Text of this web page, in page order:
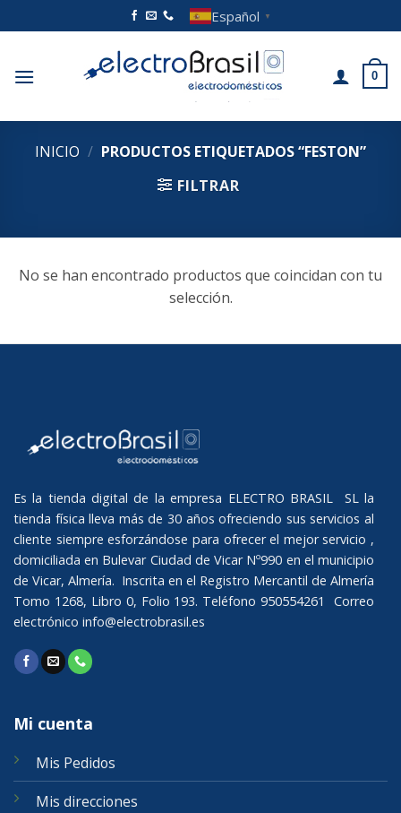
al
Español ▼
0
INICIO / PRODUCTOS ETIQUETADOS “FESTON”
FILTRAR
No se han encontrado productos que coincidan con tu
selección.
Es la tienda digital de la empresa ELECTRO BRASIL SL la
tienda física lleva más de 30 años ofreciendo sus servicios al
cliente siempre esforzándose para ofrecer el mejor servicio ,
domiciliada en Bulevar Ciudad de Vicar Nº990 en el municipio
de Vicar, Almería. Inscrita en el Registro Mercantil de Almería
Tomo 1268, Libro 0, Folio 193. Teléfono 950554261 Correo
electrónico info@electrobrasil.es
Mi cuenta
Mis Pedidos
Mis direcciones